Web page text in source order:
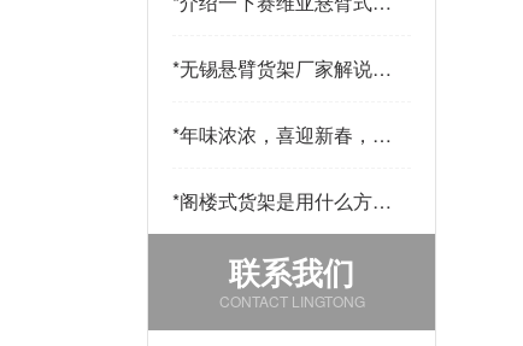
*无锡悬臂货架厂家解说悬
*年味浓浓，喜迎新春，公
*阁楼式货架是用什么方法
改善仓库中的环境的
联系我们
CONTACT LINGTONG